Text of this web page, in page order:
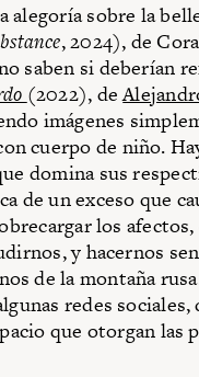
alegoría sobre la
, 2024), de
saben si deberían
(2022), de
imágenes
cuerpo de niño.
domina sus
de un exceso que
los
y hacernos
de la montaña
redes
que otorgan las